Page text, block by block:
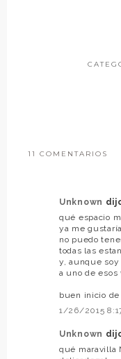
11 COMENTARIOS
Unknown
qué espacio
ya me
no puedo
todas las
y, aunque
a uno de esos
buen inicio de
1/26/2015
Unknown
qué maravilla